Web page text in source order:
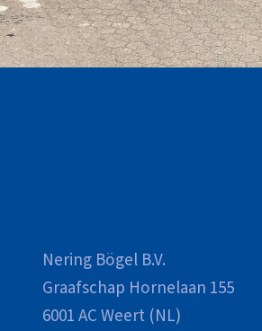
Nering Bögel B.V.
Graafschap Hornelaan 155
6001 AC Weert (NL)